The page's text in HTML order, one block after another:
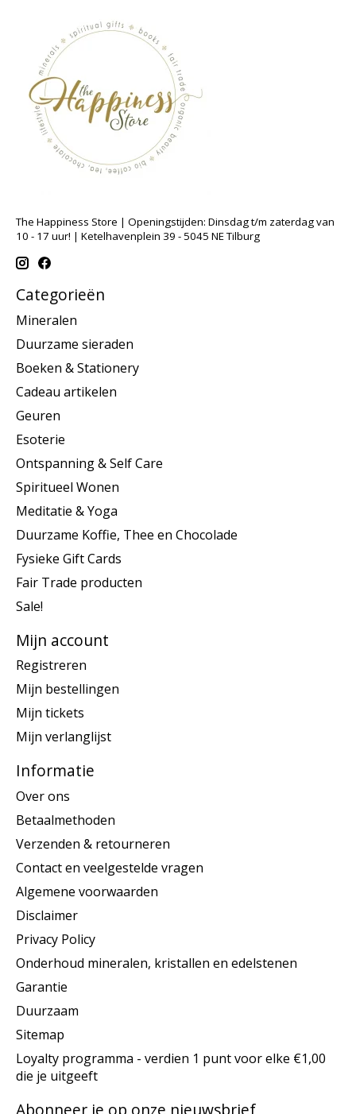
The Happiness Store | Openingstijden: Dinsdag t/m zaterdag van
10 - 17 uur! | Ketelhavenplein 39 - 5045 NE Tilburg
Categorieën
Mineralen
Duurzame sieraden
Boeken & Stationery
Cadeau artikelen
Geuren
Esoterie
Ontspanning & Self Care
Spiritueel Wonen
Meditatie & Yoga
Duurzame Koffie, Thee en Chocolade
Fysieke Gift Cards
Fair Trade producten
Sale!
Mijn account
Registreren
Mijn bestellingen
Mijn tickets
Mijn verlanglijst
Informatie
Over ons
Betaalmethoden
Verzenden & retourneren
Contact en veelgestelde vragen
Algemene voorwaarden
Disclaimer
Privacy Policy
Onderhoud mineralen, kristallen en edelstenen
Garantie
Duurzaam
Sitemap
Loyalty programma - verdien 1 punt voor elke €1,00
die je uitgeeft
Abonneer je op onze nieuwsbrief